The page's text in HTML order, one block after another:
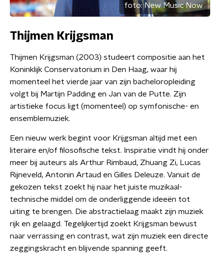
foto:New Music Now
Thijmen Krijgsman
Thijmen Krijgsman (2003) studeert compositie aan het
Koninklijk Conservatorium in Den Haag, waar hij
momenteel het vierde jaar van zijn bacheloropleiding
volgt bij Martijn Padding en Jan van de Putte. Zijn
artistieke focus ligt (momenteel) op symfonische- en
ensemblemuziek.
Een nieuw werk begint voor Krijgsman altijd met een
literaire en/of filosofische tekst. Inspiratie vindt hij onder
meer bij auteurs als Arthur Rimbaud, Zhuang Zi, Lucas
Rijneveld, Antonin Artaud en Gilles Deleuze. Vanuit de
gekozen tekst zoekt hij naar het juiste muzikaal-
technische middel om de onderliggende ideeën tot
uiting te brengen. Die abstractielaag maakt zijn muziek
rijk en gelaagd. Tegelijkertijd zoekt Krijgsman bewust
naar verrassing en contrast, wat zijn muziek een directe
zeggingskracht en blijvende spanning geeft.